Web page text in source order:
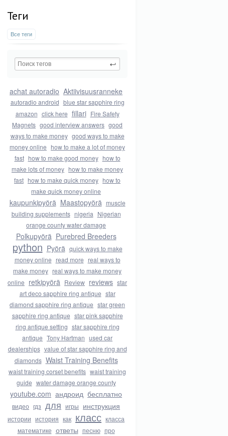
Теги
Все теги
achat autoradio Aktiivisuusranneke
autoradio android blue star sapphire ring
amazon click here fillari Fire Safety
Magnets good interview answers good
ways to make money good ways to make
money online how to make a lot of money
fast how to make good money how to
make lots of money how to make money
fast how to make quick money how to
make quick money online
kaupunkipyörä Maastopyörä muscle
building supplements nigeria Nigerian
orange county water damage
Polkupyörä Purebred Breeders
python Pyörä quick ways to make
money online read more real ways to
make money real ways to make money
online retkipyörä Review reviews star
art deco sapphire ring antique star
diamond sapphire ring antique star green
sapphire ring antique star pink sapphire
ring antique setting star sapphire ring
antique Tony Hartman used car
dealerships value of star sapphire ring and
diamonds Waist Training Benefits
waist training corset benefits waist training
guide water damage orange county
youtube.com андроид бесплатно
видео гдз для игры инструкция
истории история как класс класса
математике ответы песню про